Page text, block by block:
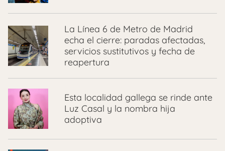
La Línea 6 de Metro de Madrid
echa el cierre: paradas afectadas,
servicios sustitutivos y fecha de
reapertura
Esta localidad gallega se rinde ante
Luz Casal y la nombra hija
adoptiva